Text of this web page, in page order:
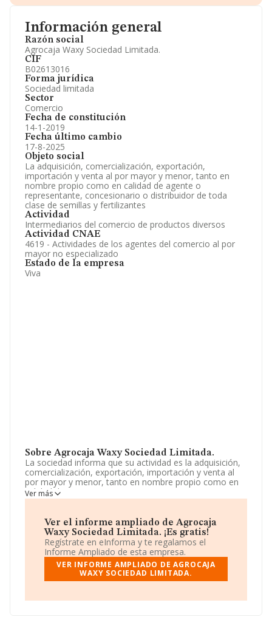
Información general
Razón social
Agrocaja Waxy Sociedad Limitada.
CIF
B02613016
Forma jurídica
Sociedad limitada
Sector
Comercio
Fecha de constitución
14-1-2019
Fecha último cambio
17-8-2025
Objeto social
La adquisición, comercialización, exportación,
importación y venta al por mayor y menor, tanto en
nombre propio como en calidad de agente o
representante, concesionario o distribuidor de toda
clase de semillas y fertilizantes
Actividad
Intermediarios del comercio de productos diversos
Actividad CNAE
4619 - Actividades de los agentes del comercio al por
mayor no especializado
Estado de la empresa
Viva
Sobre Agrocaja Waxy Sociedad Limitada.
La sociedad informa que su actividad es la adquisición,
comercialización, exportación, importación y venta al
por mayor y menor, tanto en nombre propio como en
calidad de agente o representante, concesionario o
distribuidor de toda clase de semillas y fertilizantes. La
Sociedad Limitada. Su actividad CNAE es 'Intermediarios
del comercio de productos diversos' con código 4619.
La empresa realiza actividad internacional tanto de
importación como exportación.
La plantilla se ha mantenido igual y según los datos a
disposición de INFORMA, ha tenido un número de
Ver más
Ver el informe ampliado de Agrocaja
Waxy Sociedad Limitada. ¡Es gratis!
Regístrate en eInforma y te regalamos el
Informe Ampliado de esta empresa.
VER INFORME AMPLIADO DE AGROCAJA
WAXY SOCIEDAD LIMITADA.
Información oficial y registral complementaria.